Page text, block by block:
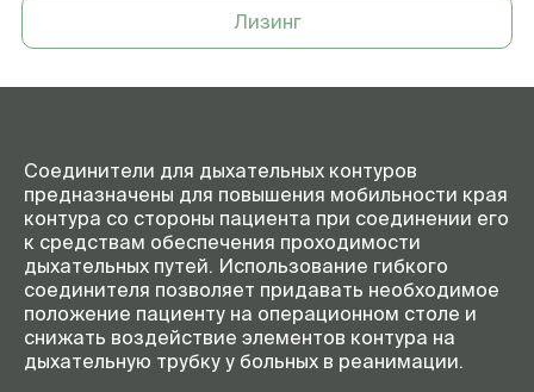
Лизинг
Соединители для дыхательных контуров
предназначены для повышения мобильности края
контура со стороны пациента при соединении его
к средствам обеспечения проходимости
дыхательных путей. Использование гибкого
соединителя позволяет придавать необходимое
положение пациенту на операционном столе и
снижать воздействие элементов контура на
дыхательную трубку у больных в реанимации.